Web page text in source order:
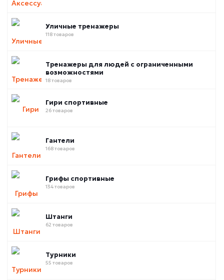
Уличные тренажеры
118 товаров
Тренажеры для людей с ограниченными
возможностями
18 товаров
Гири спортивные
26 товаров
Гантели
168 товаров
Грифы спортивные
134 товаров
Штанги
62 товаров
Турники
55 товаров